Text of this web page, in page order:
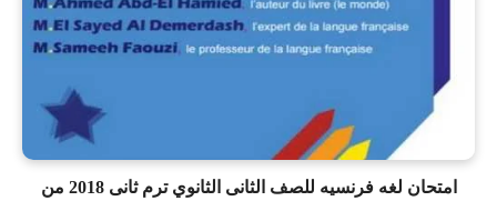
امتحان لغه فرنسيه للصف الثانى الثانوي ترم ثانى 2018 من